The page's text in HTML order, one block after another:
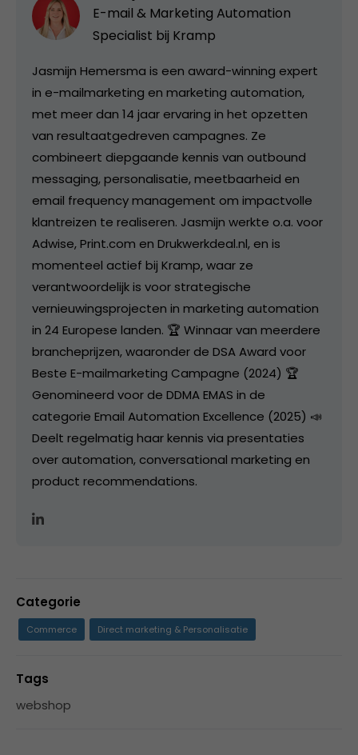
E-mail & Marketing Automation
Specialist bij Kramp
Jasmijn Hemersma is een award-winning expert
in e-mailmarketing en marketing automation,
met meer dan 14 jaar ervaring in het opzetten
van resultaatgedreven campagnes. Ze
combineert diepgaande kennis van outbound
messaging, personalisatie, meetbaarheid en
email frequency management om impactvolle
klantreizen te realiseren. Jasmijn werkte o.a. voor
Adwise, Print.com en Drukwerkdeal.nl, en is
momenteel actief bij Kramp, waar ze
verantwoordelijk is voor strategische
vernieuwingsprojecten in marketing automation
in 24 Europese landen. 🏆 Winnaar van meerdere
brancheprijzen, waaronder de DSA Award voor
Beste E-mailmarketing Campagne (2024) 🏆
Genomineerd voor de DDMA EMAS in de
categorie Email Automation Excellence (2025) 📣
Deelt regelmatig haar kennis via presentaties
over automation, conversational marketing en
product recommendations.
Categorie
Commerce Direct marketing & Personalisatie
Tags
webshop